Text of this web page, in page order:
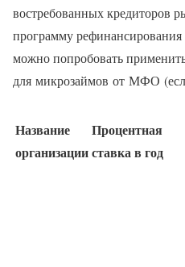
востребованных кредиторов
программу
можно попробовать
для микрозаймов от МФО
Название
организации
Процентная
ставка в год